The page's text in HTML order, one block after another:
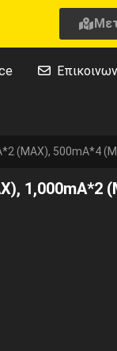
(MAX), 500mA*4
1,000mA*2